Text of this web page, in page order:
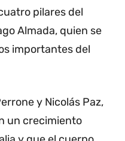
pilares del
Almada, quien se
importantes del
y Nicolás Paz,
un crecimiento